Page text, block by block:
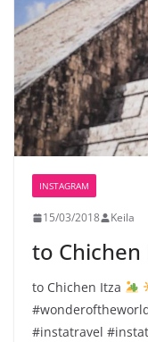
INSTAGRAM
15/03/2018 Keila
to Chichen
to Chichen Itza
#instatravel